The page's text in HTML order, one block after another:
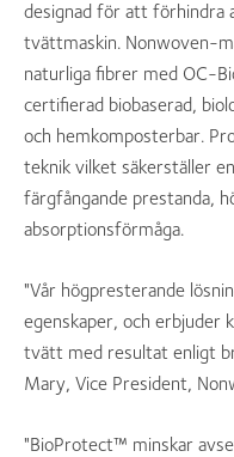
designad för att förhindra
tvättmaskin. Nonwoven-
naturliga fibrer med OC-
certifierad biobaserad,
och hemkomposterbar.
teknik vilket säkerställer
färgfångande prestanda,
absorptionsförmåga.
"Vår högpresterande
egenskaper, och erbjuder
tvätt med resultat enligt
Mary, Vice President,
"BioProtect™ minskar